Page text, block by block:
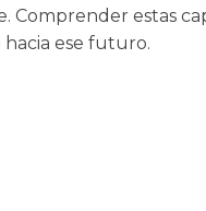
Comprender estas
hacia ese futuro.